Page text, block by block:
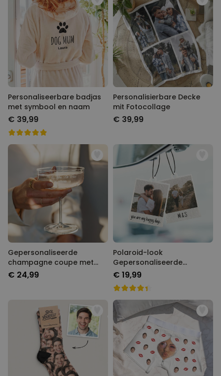
Personaliseerbare badjas
met symbool en naam
€ 39,99
Personalisierbare Decke
mit Fotocollage
€ 39,99
Gepersonaliseerde
champagne coupe met
tekst
€ 24,99
Polaroid-look
Gepersonaliseerde
Geurhanger set van 2
€ 19,99